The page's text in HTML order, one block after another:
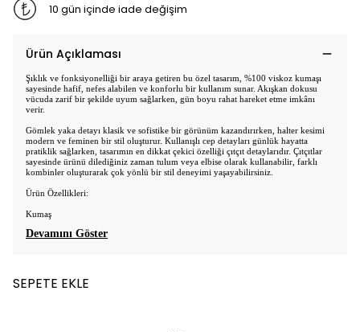
10 gün içinde iade değişim
Ürün Açıklaması
Şıklık ve fonksiyonelliği bir araya getiren bu özel tasarım, %100 viskoz kumaşı
sayesinde hafif, nefes alabilen ve konforlu bir kullanım sunar. Akışkan dokusu
vücuda zarif bir şekilde uyum sağlarken, gün boyu rahat hareket etme imkânı
verir.
Gömlek yaka detayı klasik ve sofistike bir görünüm kazandırırken, halter kesimi
modern ve feminen bir stil oluşturur. Kullanışlı cep detayları günlük hayatta
pratiklik sağlarken, tasarımın en dikkat çekici özelliği çıtçıt detaylarıdır. Çıtçıtlar
sayesinde ürünü dilediğiniz zaman tulum veya elbise olarak kullanabilir, farklı
kombinler oluşturarak çok yönlü bir stil deneyimi yaşayabilirsiniz.
Ürün Özellikleri:
Kumaş
Devamını Göster
SEPETE EKLE